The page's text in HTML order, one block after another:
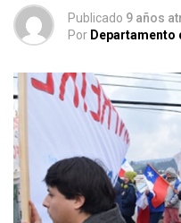
Publicado 9 años
Por Departamento